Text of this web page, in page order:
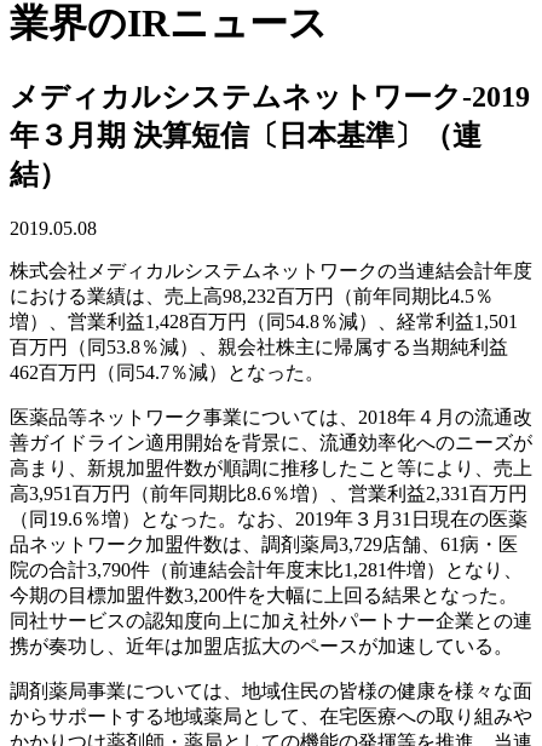
業界のIRニュース
メディカルシステムネットワーク-2019
年３月期 決算短信〔日本基準〕（連
結）
2019.05.08
株式会社メディカルシステムネットワークの当連結会計年度
における業績は、売上高98,232百万円（前年同期比4.5％
増）、営業利益1,428百万円（同54.8％減）、経常利益1,501
百万円（同53.8％減）、親会社株主に帰属する当期純利益
462百万円（同54.7％減）となった。
医薬品等ネットワーク事業については、2018年４月の流通改
善ガイドライン適用開始を背景に、流通効率化へのニーズが
高まり、新規加盟件数が順調に推移したこと等により、売上
高3,951百万円（前年同期比8.6％増）、営業利益2,331百万円
（同19.6％増）となった。なお、2019年３月31日現在の医薬
品ネットワーク加盟件数は、調剤薬局3,729店舗、61病・医
院の合計3,790件（前連結会計年度末比1,281件増）となり、
今期の目標加盟件数3,200件を大幅に上回る結果となった。
同社サービスの認知度向上に加え社外パートナー企業との連
携が奏功し、近年は加盟店拡大のペースが加速している。
調剤薬局事業については、地域住民の皆様の健康を様々な面
からサポートする地域薬局として、在宅医療への取り組みや
かかりつけ薬剤師・薬局としての機能の発揮等を推進。当連